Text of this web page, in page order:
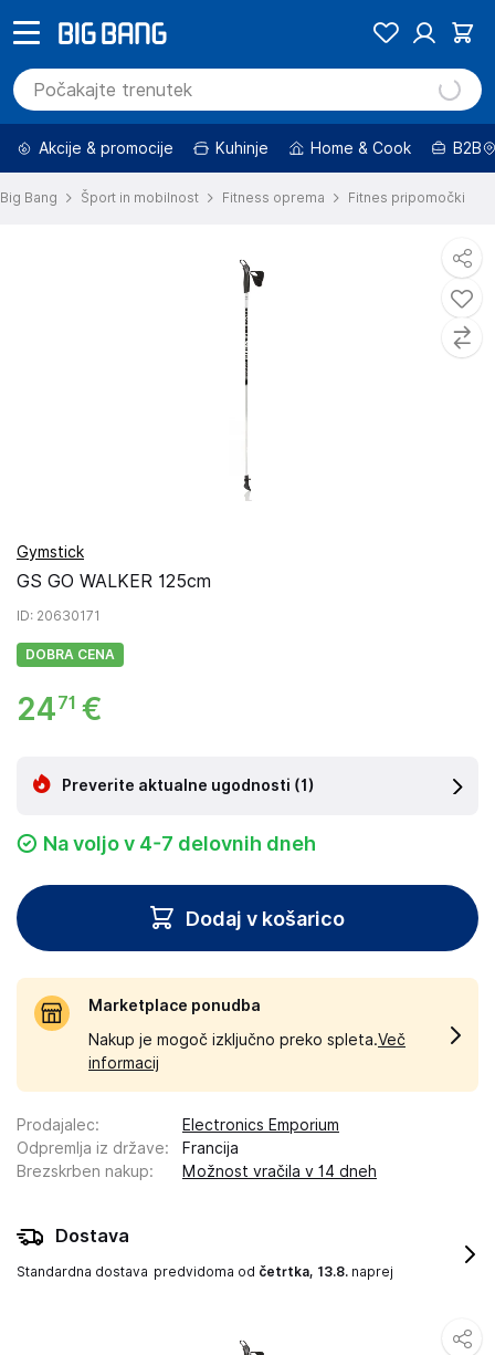
Akcije & promocije Kuhinje Home & Cook B2B
Big Bang Šport in mobilnost Fitness oprema Fitnes pripomočki
Gymstick
GS GO WALKER 125cm
ID: 20630171
DOBRA CENA
2471 €
Preverite aktualne ugodnosti (1)
Na voljo v 4-7 delovnih dneh
Dodaj v košarico
Marketplace ponudba
Nakup je mogoč izključno preko spleta.Več
informacij
Prodajalec:
Electronics Emporium
Odpremlja iz države:
Francija
Brezskrben nakup: Možnost vračila v 14 dneh
Dostava
Standardna dostava predvidoma od četrtka, 13.8. naprej